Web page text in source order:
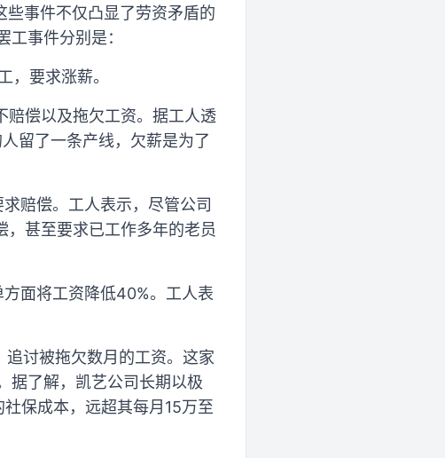
事件不仅凸显了劳资矛盾的
事件分别是：
，要求涨薪。
赔偿以及拖欠工资。据工人透
留了一条产线，欠薪是为了
赔偿。工人表示，尽管公司
甚至要求已工作多年的老员
面将工资降低40%。工人表
讨被拖欠数月的工资。这家
据了解，凯艺公司长期以极
保成本，远超其每月15万至